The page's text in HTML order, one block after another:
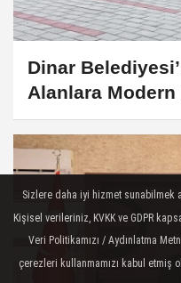
Dinar
Alanlara
Sizlere daha iyi hizmet sunabilmek
Kişisel verileriniz, KVKK ve GDPR
Veri Politikamızı / Aydınlatma
çerezleri kullanmamızı kabul etmiş